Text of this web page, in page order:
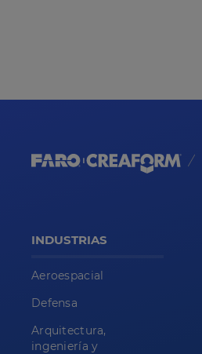
INDUSTRIAS
Aeroespacial
Defensa
Arquitectura,
ingeniería y